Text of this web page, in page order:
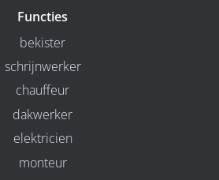
Functies
bekister
schrijnwerker
chauffeur
dakwerker
elektricien
monteur